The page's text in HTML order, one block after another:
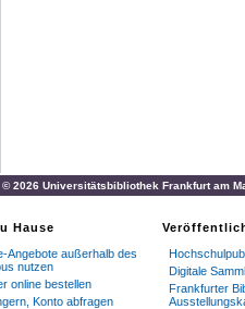
© 2026 Universitätsbibliothek Frankfurt am
Hause
Angebote außerhalb des
nutzen
online bestellen
Konto abfragen
Digitale
Frankfurter